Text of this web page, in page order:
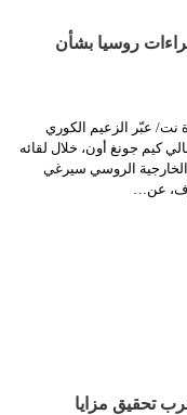
روسيا بشأن
نت/ عبّر الزعيم الكوري
كيم جونغ أون، خلال لقائه
الروسي سيرغي
عن…
تحقيق مزايا